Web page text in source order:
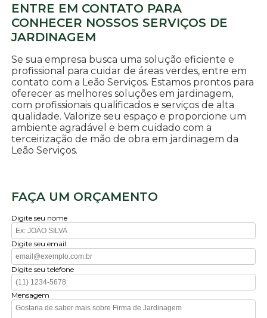
ENTRE EM CONTATO PARA
CONHECER NOSSOS SERVIÇOS DE
JARDINAGEM
Se sua empresa busca uma solução eficiente e
profissional para cuidar de áreas verdes, entre em
contato com a Leão Serviços. Estamos prontos para
oferecer as melhores soluções em jardinagem,
com profissionais qualificados e serviços de alta
qualidade. Valorize seu espaço e proporcione um
ambiente agradável e bem cuidado com a
terceirização de mão de obra em jardinagem da
Leão Serviços.
FAÇA UM ORÇAMENTO
Digite seu nome
Digite seu email
Digite seu telefone
Mensagem